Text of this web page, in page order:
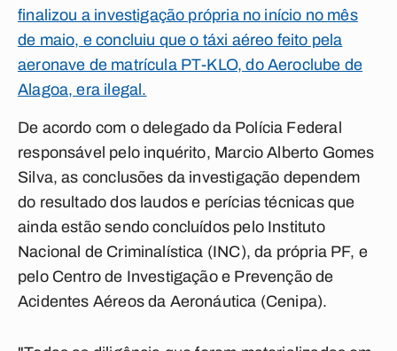
finalizou a investigação própria no início no mês
de maio, e concluiu que o táxi aéreo feito pela
aeronave de matrícula PT-KLO, do Aeroclube de
Alagoa, era ilegal.
De acordo com o delegado da Polícia Federal
responsável pelo inquérito, Marcio Alberto Gomes
Silva, as conclusões da investigação dependem
do resultado dos laudos e perícias técnicas que
ainda estão sendo concluídos pelo Instituto
Nacional de Criminalística (INC), da própria PF, e
pelo Centro de Investigação e Prevenção de
Acidentes Aéreos da Aeronáutica (Cenipa).